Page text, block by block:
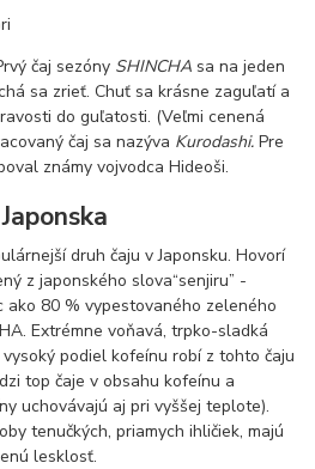
čaj sezóny SHINCHA sa na jeden
sa zrieť. Chuť sa krásne zaguľatí a
do guľatosti. (Veľmi cenená
čaj sa nazýva Kurodashi.Pre
známy vojvodca Hideoši.
druh čaju v Japonsku. Hovorí
z japonského slova“senjiru” -
ako 80 % vypestovaného zeleného
Extrémne voňavá, trpko-sladká
podiel kofeínu robí z tohto čaju
top čaje v obsahu kofeínu a
uchovávajú aj pri vyššej teplote).
tenučkých, priamych ihličiek, majú
lesklosť.